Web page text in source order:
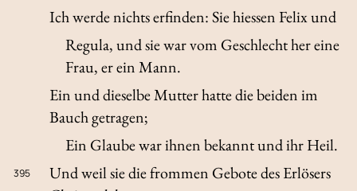
Ich werde nichts erfinden: Sie hiessen Felix und
Regula, und sie war vom Geschlecht her eine
Frau, er ein Mann.
Ein und dieselbe Mutter hatte die beiden im
Bauch getragen;
Ein Glaube war ihnen bekannt und ihr Heil.
395
Und weil sie die frommen Gebote des Erlösers